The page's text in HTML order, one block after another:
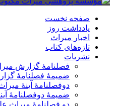
صفحه نخست
یادداشت روز
اخبار میراث
تازه‌های کتاب
نشریات
فصلنامۀ گزارش
ضمیمۀ فصلنامۀ
دوفصلنامۀ آینۀ
ضمیمۀ دوفصلنامۀ
دو فصلنامۀ میراث